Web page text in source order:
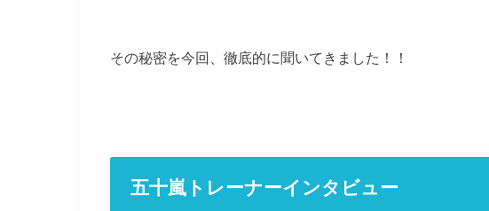
その秘密を今回、徹底的に聞いてきました！！
五十嵐トレーナーインタビュー